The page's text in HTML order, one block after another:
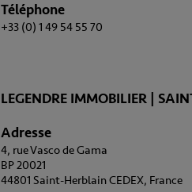
Téléphone
+33 (0) 1 49 54 55 70
LEGENDRE IMMOBILIER |
Adresse
4, rue Vasco de Gama
BP 20021
44801 Saint-Herblain CEDEX, France